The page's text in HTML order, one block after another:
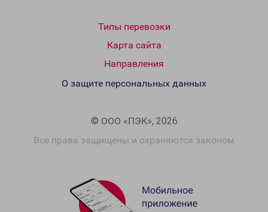
Типы перевозки
Карта сайта
Направления
© ООО «ПЭК», 2026
Все права защищены и охраняются законом
О защите персональных данных